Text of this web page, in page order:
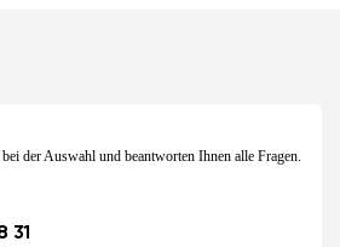
der Auswahl und beantworten Ihnen alle Fragen.
31